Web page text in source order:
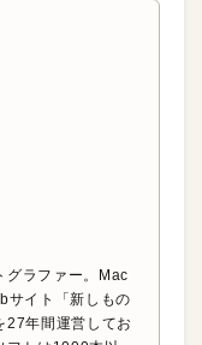
グラファー。Mac
サイト「新しもの
27年間運営してお